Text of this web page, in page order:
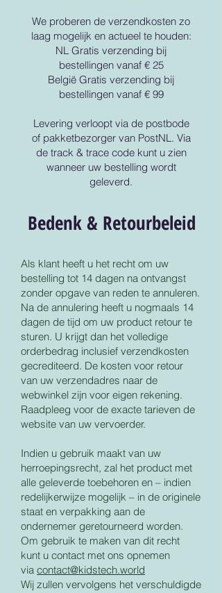
We proberen de verzendkosten zo
laag mogelijk en actueel te houden:
NL Gratis verzending bij
bestellingen vanaf € 25
België Gratis verzending bij
bestellingen vanaf € 99
Levering verloopt via de postbode
of pakketbezorger van PostNL. Via
de track & trace code kunt u zien
wanneer uw bestelling wordt
geleverd.
Bedenk & Retourbeleid
Als klant heeft u het recht om uw
bestelling tot 14 dagen na ontvangst
zonder opgave van reden te annuleren.
Na de annulering heeft u nogmaals 14
dagen de tijd om uw product retour te
sturen. U krijgt dan het volledige
orderbedrag inclusief verzendkosten
gecrediteerd. De kosten voor retour
van uw verzendadres naar de
webwinkel zijn voor eigen rekening.
Raadpleeg voor de exacte tarieven de
website van uw vervoerder.
Indien u gebruik maakt van uw
herroepingsrecht, zal het product met
alle geleverde toebehoren en – indien
redelijkerwijze mogelijk – in de originele
staat en verpakking aan de
ondernemer geretourneerd worden.
Om gebruik te maken van dit recht
kunt u contact met ons opnemen
via contact@kidstech.world
Wij zullen vervolgens het verschuldigde